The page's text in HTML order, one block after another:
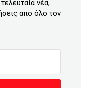
νέα,
απο όλο τον